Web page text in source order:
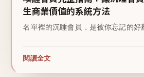
生商業價值的系統方法
名單裡的沉睡會員，是被你忘記的好
閱讀全文